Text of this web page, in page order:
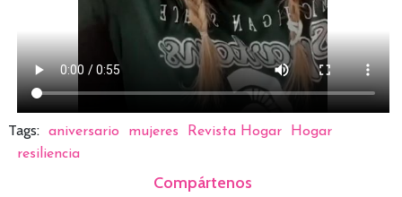
Tags: aniversario mujeres Revista Hogar
Hogar
resiliencia
Compártenos